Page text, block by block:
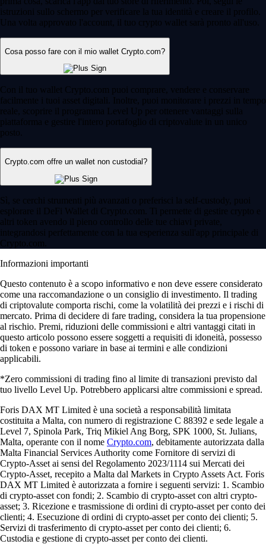
istruzioni sullo schermo per verificare la tua identità e creare il profilo.
Una volta approvato l'account, il tuo crypto wallet sarà pronto all'uso.
Cosa posso fare con il mio wallet Crypto.com?
Con il tuo wallet Crypto.com puoi comprare, vendere e conservare
facilmente i tuoi asset digitali. Inoltre, puoi monitorare i prezzi in tempo
reale, scoprire il programma Level Up per ottenere vantaggi sulla
piattaforma e gestire l'intero portafoglio di criptovalute in un unico
posto.
Crypto.com offre un wallet non custodial?
Sì, se cerchi strumenti più avanzati o preferisci la self-custody, puoi
esplorare il DeFi Wallet di Crypto.com. Ti permette di gestire crypto e
altri token avendo il pieno controllo delle tue chiavi private,
integrandosi perfettamente con la tua esperienza sull'app principale di
Crypto.com.
Informazioni importanti
Questo contenuto è a scopo informativo e non deve essere considerato
come una raccomandazione o un consiglio di investimento. Il trading
di criptovalute comporta rischi, come la volatilità dei prezzi e i rischi di
mercato. Prima di decidere di fare trading, considera la tua propensione
al rischio. Premi, riduzioni delle commissioni e altri vantaggi citati in
questo articolo possono essere soggetti a requisiti di idoneità, possesso
di token e possono variare in base ai termini e alle condizioni
applicabili.
*Zero commissioni di trading fino al limite di transazioni previsto dal
tuo livello Level Up. Potrebbero applicarsi altre commissioni e spread.
Foris DAX MT Limited è una società a responsabilità limitata
costituita a Malta, con numero di registrazione C 88392 e sede legale a
Level 7, Spinola Park, Triq Mikiel Ang Borg, SPK 1000, St. Julians,
Malta, operante con il nome Crypto.com, debitamente autorizzata dalla
Malta Financial Services Authority come Fornitore di servizi di
Crypto-Asset ai sensi del Regolamento 2023/1114 sui Mercati dei
Crypto-Asset, recepito a Malta dal Markets in Crypto Assets Act. Foris
DAX MT Limited è autorizzata a fornire i seguenti servizi: 1. Scambio
di crypto-asset con fondi; 2. Scambio di crypto-asset con altri crypto-
asset; 3. Ricezione e trasmissione di ordini di crypto-asset per conto dei
clienti; 4. Esecuzione di ordini di crypto-asset per conto dei clienti; 5.
Servizi di trasferimento di crypto-asset per conto dei clienti; 6.
Custodia e gestione di crypto-asset per conto dei clienti.